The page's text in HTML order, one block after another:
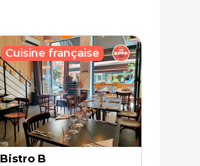
Bistro B
Cuisine française